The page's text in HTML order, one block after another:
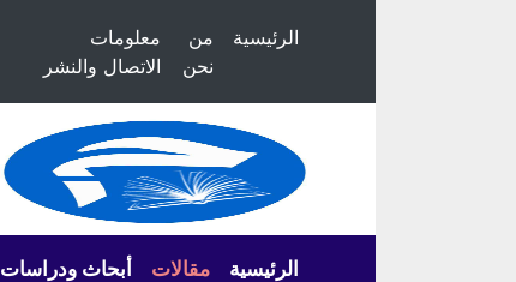
الرئيسية
من
نحن
معلومات
الاتصال والنشر
الرئيسية مقالات أبحاث ودراسات